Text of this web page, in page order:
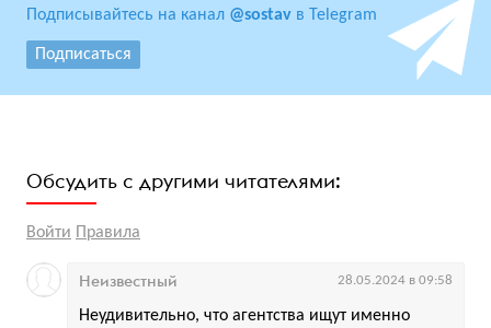
Подписывайтесь на канал @sostav в Telegram
Подписаться
Обсудить с другими читателями:
Войти Правила
Неудивительно, что агентства ищут именно
Неизвестный 28.05.2024 в 09:58